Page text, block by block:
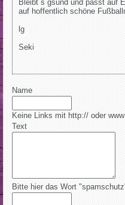
Bleibt´s gsund und passt auf
auf hoffentlich schöne
lg
Seki
Name
Keine Links mit http:// oder
Text
Bitte hier das Wort